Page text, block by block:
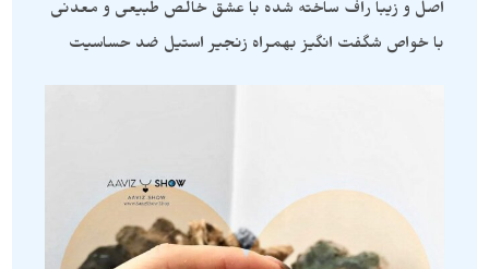
اصل و زیبا راف ساخته شده با عشق خالص طبیعی و معدنی
با خواص شگفت انگیز بهمراه زنجیر استیل ضد حساسیت